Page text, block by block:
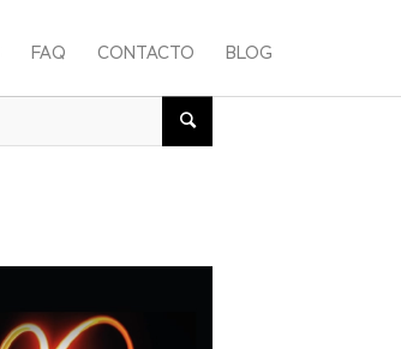
FAQ CONTACTO BLOG